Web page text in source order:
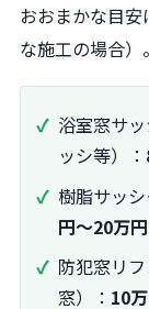
おおまかな目
な施工の場合）。
浴室窓サ
ッシ等）：
樹脂サッ
円～20万円
防犯窓リ
窓）： 10